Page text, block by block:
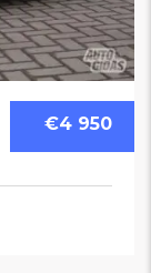
€4 950